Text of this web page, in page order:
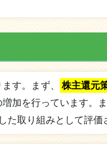
す。まず、 株主還元
加を行っています。
取り組みとして評価